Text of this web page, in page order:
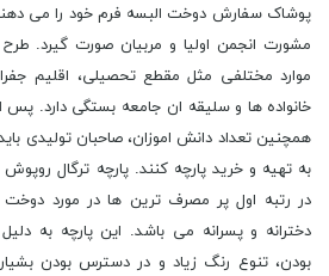
پوشاک سفارش دوخت البسه فرم خود را مى دهند
مشورت انجمن اولیا و مربیان صورت گیرد.
موارد مختلفی مثل مقطع تحصیلى، اقلیم
خانواده ها و سلیقه ان جامعه بستگى دارد.
همچنین تعداد دانش اموزان، صاحبان تولیدی
به تهیه و خرید پارچه کنند. پارچه ترگال روپوش
در رتبه اول پر مصرف ترین ها در مورد
دخترانه و پسرانه می باشد. این پارچه به
بودن، تنوع رنگ زیاد و در دسترس بودن